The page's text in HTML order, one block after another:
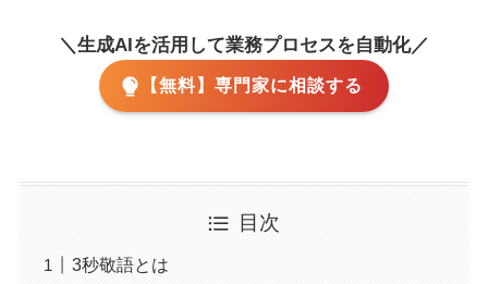
＼生成AIを活用して業務プロセスを自動化／
【無料】専門家に相談する
目次
3秒敬語とは